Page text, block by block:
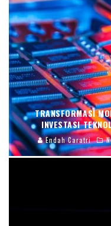
TRANSFORMASI
INVESTASI
Endah Caratri